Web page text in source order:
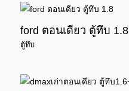
ford ตอนเดียว ตู้ทึบ 1.8
ตู้ทึบ